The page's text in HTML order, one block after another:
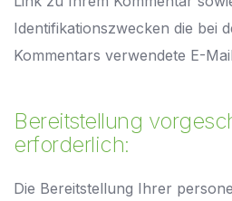
Identifikationszwecken die bei
Kommentars verwendete E-
Bereitstellung
erforderlich:
Die Bereitstellung Ihrer